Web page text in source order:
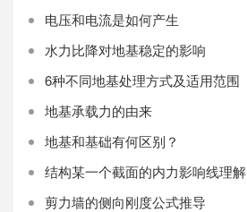
电压和电流是如何产生
水力比降对地基稳定的影响
6种不同地基处理方式及适用范围
地基承载力的由来
地基和基础有何区别？
结构某一个截面的内力影响线理解
剪力墙的侧向刚度公式推导